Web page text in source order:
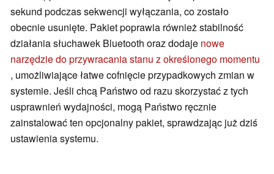
sekund podczas sekwencji wyłączania, co zostało
obecnie usunięte. Pakiet poprawia również stabilność
działania słuchawek Bluetooth oraz dodaje nowe
narzędzie do przywracania stanu z określonego momentu
, umożliwiające łatwe cofnięcie przypadkowych zmian w
systemie. Jeśli chcą Państwo od razu skorzystać z tych
usprawnień wydajności, mogą Państwo ręcznie
zainstalować ten opcjonalny pakiet, sprawdzając już dziś
ustawienia systemu.